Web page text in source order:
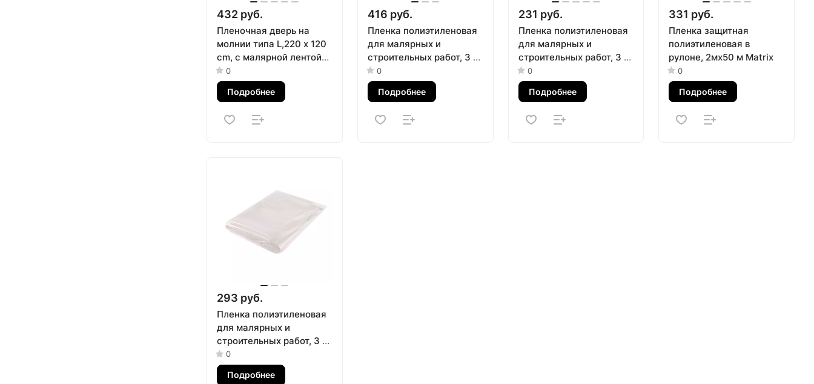
432 руб.
Пленочная дверь на
молнии типа L,220 x 120
cm, с малярной лентой
2.5 см х 10 м Matrix
0
Подробнее
416 руб.
Пленка полиэтиленовая
для малярных и
строительных работ, 3 х
6 м, 100 мкм Сибртех
0
Подробнее
231 руб.
Пленка полиэтиленовая
для малярных и
строительных работ, 3 х
6 м, 40 мкм Сибртех
0
Подробнее
331 руб.
Пленка защитная
полиэтиленовая в
рулоне, 2мx50 м Matrix
0
Подробнее
293 руб.
Пленка полиэтиленовая
для малярных и
строительных работ, 3 х
4 м, 100 мкм Сибртех
0
Подробнее